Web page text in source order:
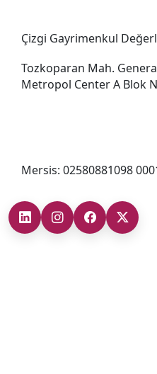
Çizgi Gayrimenkul
Tozkoparan Mah.
Metropol Center A Blok
Mersis: 02580881098